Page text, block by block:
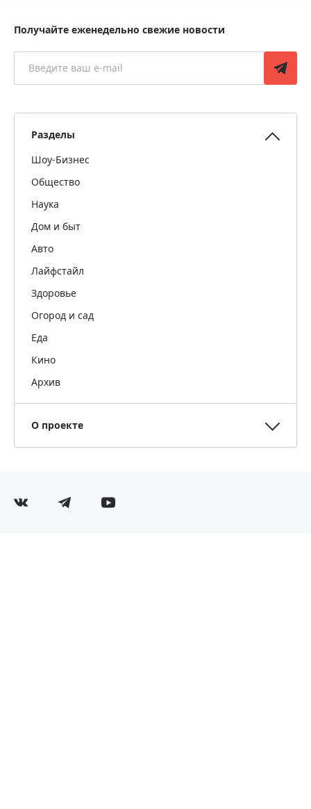
Получайте еженедельно свежие новости
Разделы
Шоу-Бизнес
Общество
Наука
Дом и быт
Авто
Лайфстайл
Здоровье
Огород и сад
Еда
Кино
Архив
О проекте